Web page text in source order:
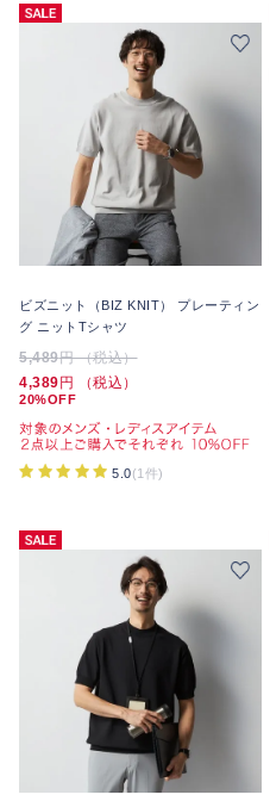
ビズニット（BIZ KNIT） プレーティン
グ ニットTシャツ
5,489円 （税込）
4,389円 （税込）
20%OFF
5.0(1件)